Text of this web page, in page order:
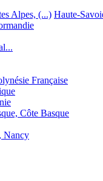
Alpes, (...) Haute-
Française
Côte Basque
Nancy